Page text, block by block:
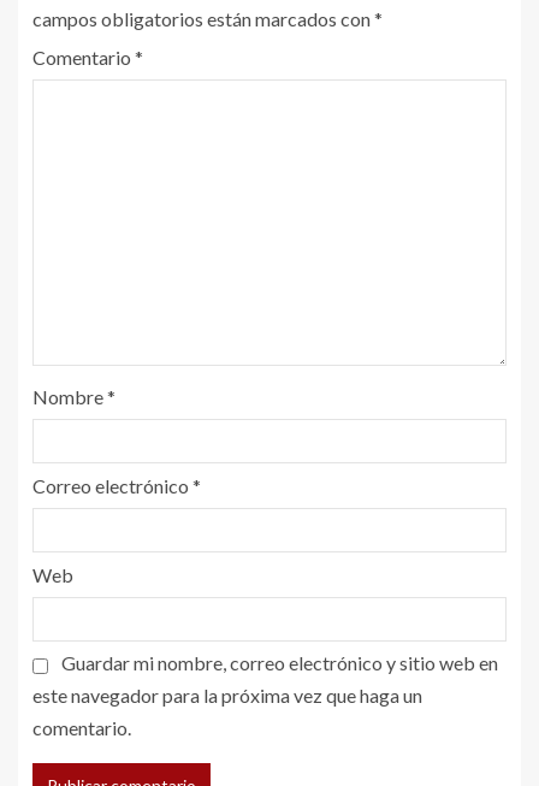
campos obligatorios están marcados con*
Comentario *
Nombre*
Correo electrónico *
Web
Guardar mi nombre, correo electrónico y sitio web en
este navegador para la próxima vez que haga un
comentario.